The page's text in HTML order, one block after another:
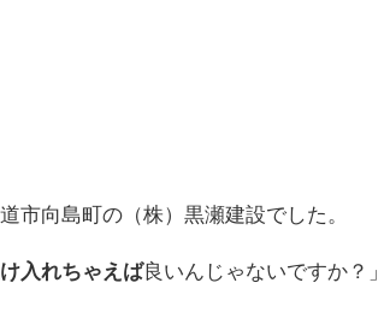
市向島町の（株）黒瀬建設でした。
入れちゃえば良いんじゃないですか？」